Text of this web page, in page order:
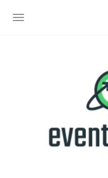
NAVIGATION UMSCHALTEN